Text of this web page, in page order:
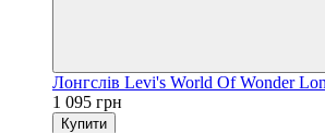
Лонгслів Levi's World Of Wonder
1 095 грн
Купити